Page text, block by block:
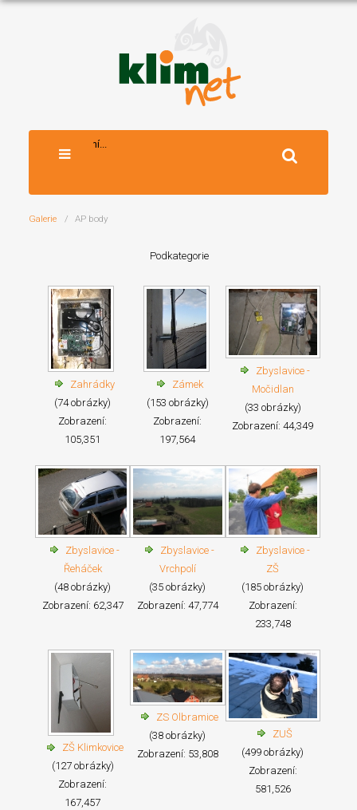
Vyhledávání...
Galerie AP body
Podkategorie
Zahrádky
(74 obrázky)
Zobrazení:
105,351
Zámek
(153 obrázky)
Zobrazení:
197,564
Zbyslavice -
Močidlan
(33 obrázky)
Zobrazení: 44,349
Zbyslavice -
Řeháček
(48 obrázky)
Zobrazení: 62,347
Zbyslavice -
Vrchpolí
(35 obrázky)
Zobrazení: 47,774
Zbyslavice -
ZŠ
(185 obrázky)
Zobrazení:
233,748
ZŠ Klimkovice
(127 obrázky)
Zobrazení:
167,457
ZS Olbramice
(38 obrázky)
Zobrazení: 53,808
ZUŠ
(499 obrázky)
Zobrazení:
581,526